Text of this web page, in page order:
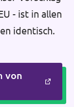
- ist in allen
identisch.
von